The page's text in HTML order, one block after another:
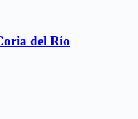
del Río